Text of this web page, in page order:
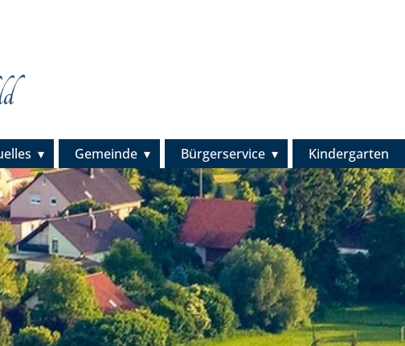
Gemeinde Bürgerservice Kindergarten